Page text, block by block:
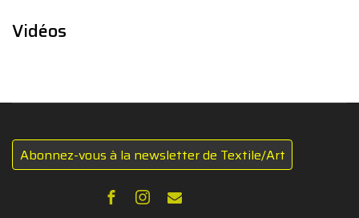
Vidéos
Abonnez-vous à la newsletter de Textile/Art